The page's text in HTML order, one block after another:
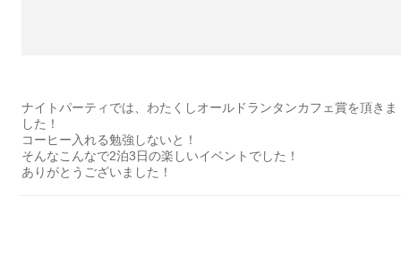
ナイトパーティでは、わたくしオールドランタンカフェ賞を頂きま
した！
コーヒー入れる勉強しないと！
そんなこんなで2泊3日の楽しいイベントでした！
ありがとうございました！